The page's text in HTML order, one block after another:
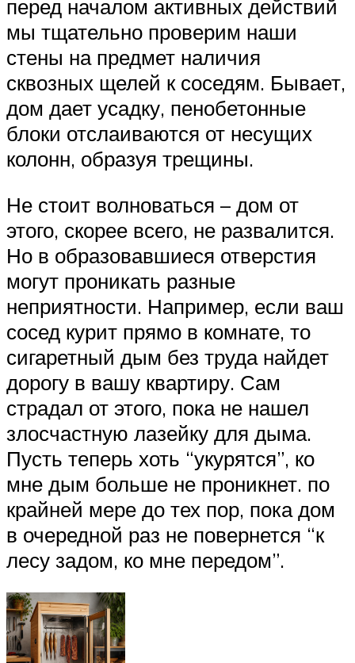
перед началом активных действий
мы тщательно проверим наши
стены на предмет наличия
сквозных щелей к соседям. Бывает,
дом дает усадку, пенобетонные
блоки отслаиваются от несущих
колонн, образуя трещины.
Не стоит волноваться – дом от
этого, скорее всего, не развалится.
Но в образовавшиеся отверстия
могут проникать разные
неприятности. Например, если ваш
сосед курит прямо в комнате, то
сигаретный дым без труда найдет
дорогу в вашу квартиру. Сам
страдал от этого, пока не нашел
злосчастную лазейку для дыма.
Пусть теперь хоть “укурятся”, ко
мне дым больше не проникнет. по
крайней мере до тех пор, пока дом
в очередной раз не повернется “к
лесу задом, ко мне передом”.